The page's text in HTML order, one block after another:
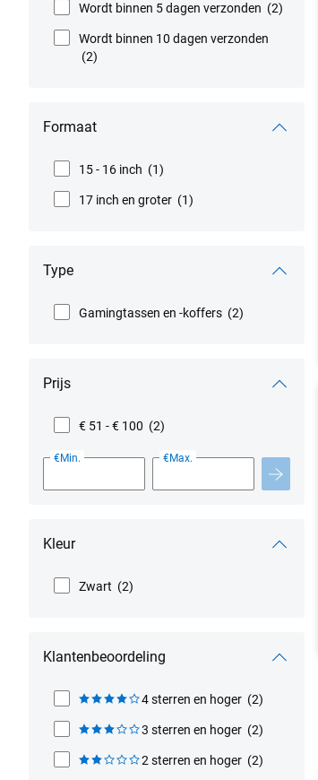
Wordt binnen 5 dagen verzonden (2)
Wordt binnen 10 dagen verzonden
(2)
Formaat
15 - 16 inch (1)
17 inch en groter (1)
Type
Gamingtassen en -koffers (2)
Prijs
€ 51 - € 100 (2)
€Min. €Max.
Kleur
Zwart (2)
Klantenbeoordeling
4 sterren en hoger (2)
3 sterren en hoger (2)
2 sterren en hoger (2)